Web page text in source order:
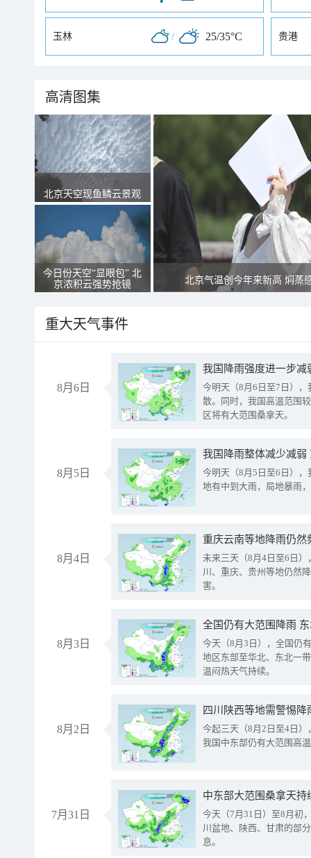
玉林 / 25/35°C 贵港
高清图集
北京天空现鱼鳞云景观
今日份天空“显眼包” 北
京浓积云强势抢镜
北京气温创今年来新高 焖蒸
重大天气事件
8月6日
今明天（8月6日至7日）
散。同时，我国高温范围
区将有大范围桑拿天。
8月5日
我国降雨整体减少减弱
今明天（8月5日至6日）
地有中到大雨，局地暴雨
8月4日
重庆云南等地降雨仍然
未来三天（8月4日至6日
川、重庆、贵州等地仍然
害。
8月3日
全国仍有大范围降雨
今天（8月3日），全国仍
地区东部至华北、东北一
温闷热天气持续。
8月2日
今起三天（8月2日至4日
我国中东部仍有大范围高
7月31日
中东部大范围桑拿天
今天（7月31日）至8月初
川盆地、陕西、甘肃的部
息。